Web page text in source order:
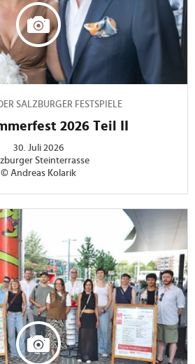
SALZBURGER FESTSPIELE
2026 Teil II
30. Juli 2026
Steinterrasse
© Andreas Kolarik